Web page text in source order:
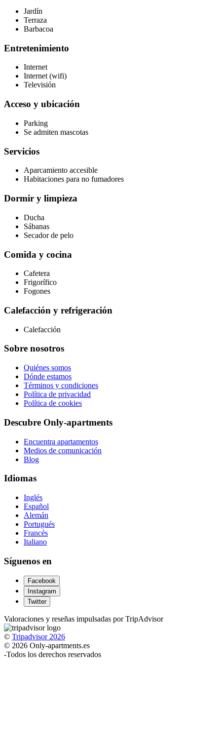
Jardín
Terraza
Barbacoa
Entretenimiento
Internet
Internet (wifi)
Televisión
Acceso y ubicación
Parking
Se admiten mascotas
Servicios
Aparcamiento accesible
Habitaciones para no fumadores
Dormir y limpieza
Ducha
Sábanas
Secador de pelo
Comida y cocina
Cafetera
Frigorífico
Fogones
Calefacción y refrigeración
Calefacción
Sobre nosotros
Quiénes somos
Dónde estamos
Términos y condiciones
Política de privacidad
Política de cookies
Descubre Only-apartments
Encuentra apartamentos
Medios de comunicación
Blog
Idiomas
Inglés
Español
Alemán
Portugués
Francés
Italiano
Síguenos en
Facebook
Instagram
Twitter
Valoraciones y reseñas impulsadas por TripAdvisor
© Tripadvisor 2026
© 2026 Only-apartments.es
-Todos los derechos reservados